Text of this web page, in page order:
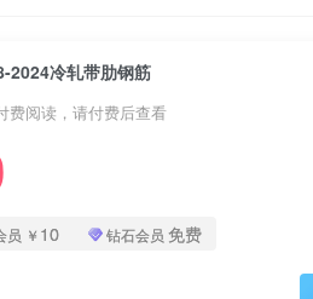
2024冷轧带肋钢筋
费阅读，请付费后查看
员 ￥ 10 钻石会员 免费